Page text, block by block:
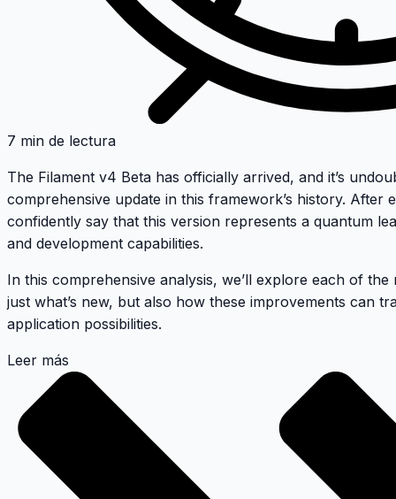
7 min de lectura
The Filament v4 Beta has officially arrived, and it’s
comprehensive update in this framework’s history. After
confidently say that this version represents a quantum
and development capabilities.
In this comprehensive analysis, we’ll explore each of
just what’s new, but also how these improvements can
application possibilities.
Leer más